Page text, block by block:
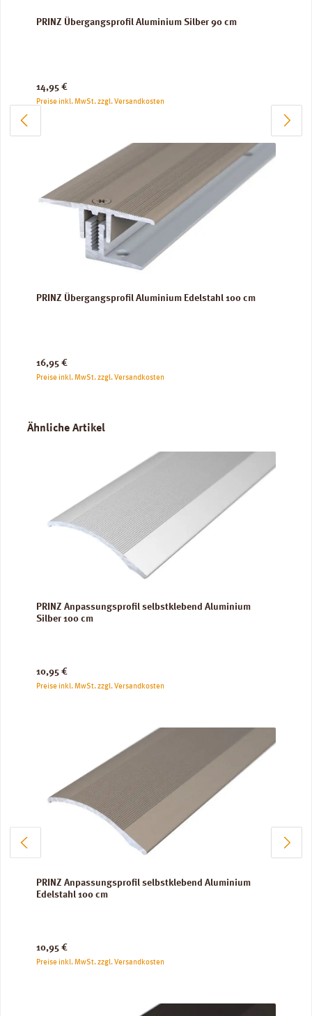
PRINZ Übergangsprofil Aluminium Silber 90 cm
Regulärer Preis:
14,95 €
Preise inkl. MwSt. zzgl. Versandkosten
PRINZ Übergangsprofil Aluminium Edelstahl 100 cm
Regulärer Preis:
16,95 €
Preise inkl. MwSt. zzgl. Versandkosten
Produktgalerie überspringen
Ähnliche Artikel
PRINZ Anpassungsprofil selbstklebend Aluminium
Silber 100 cm
Regulärer Preis:
10,95 €
Preise inkl. MwSt. zzgl. Versandkosten
PRINZ Anpassungsprofil selbstklebend Aluminium
Edelstahl 100 cm
Regulärer Preis:
10,95 €
Preise inkl. MwSt. zzgl. Versandkosten